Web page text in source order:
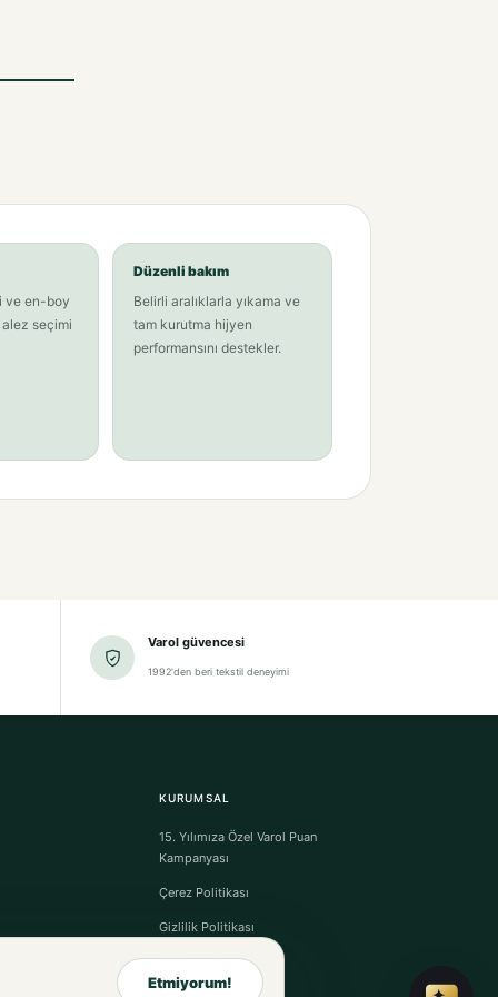
ve en-boy
seçimi
Düzenli bakım
Belirli aralıklarla yıkama ve
tam kurutma hijyen
performansını destekler.
Varol güvencesi
1992'den beri tekstil deneyimi
KURUMSAL
15. Yılımıza Özel Varol Puan
Kampanyası
Çerez Politikası
Gizlilik Politikası
Hakkımızda
Etmiyorum!